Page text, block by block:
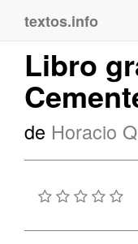
textos.info
Libro
de Horacio